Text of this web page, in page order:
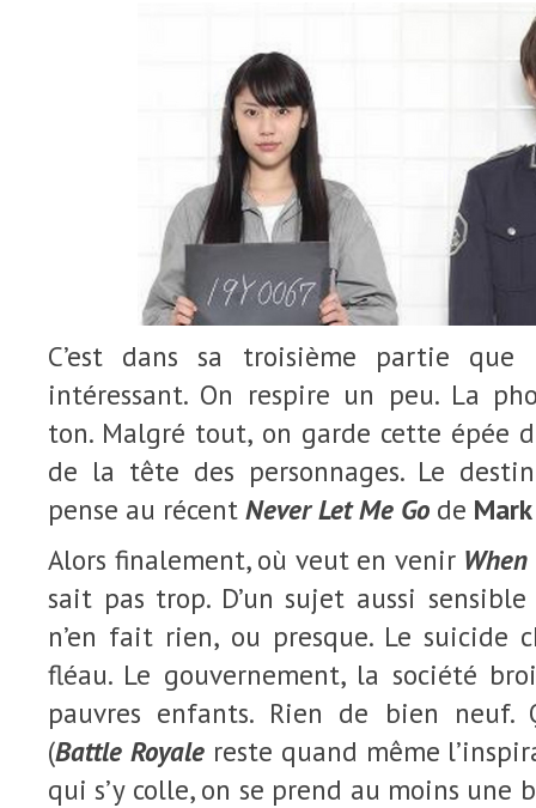
C’est dans sa troisième partie
intéressant. On respire un peu. La
ton. Malgré tout, on garde cette épée
de la tête des personnages. Le
pense au récent Never Let Me Go de
Alors finalement, où veut en venir
sait pas trop. D’un sujet aussi
n’en fait rien, ou presque. Le suicide
fléau. Le gouvernement, la société
pauvres enfants. Rien de bien neuf.
(Battle Royalereste quand même
qui s’y colle, on se prend au moins une